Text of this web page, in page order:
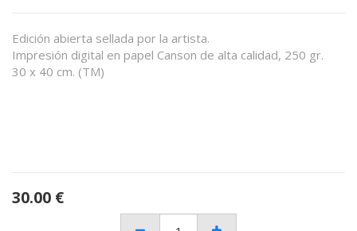
Edición abierta sellada por la artista.
Impresión digital en papel Canson de alta calidad, 250 gr.
30 x 40 cm. (TM)
30.00 €